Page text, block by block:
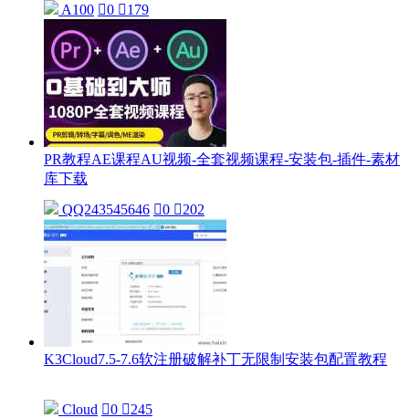
A100 0 179
PR教程AE课程AU视频-全套视频课程-安装包-插件-素材
库下载
QQ243545646 0 202
K3Cloud7.5-7.6软注册破解补丁无限制安装包配置教程
Cloud 0 245